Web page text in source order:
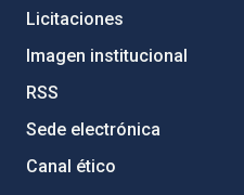
Licitaciones
Imagen institucional
RSS
Sede electrónica
Canal ético